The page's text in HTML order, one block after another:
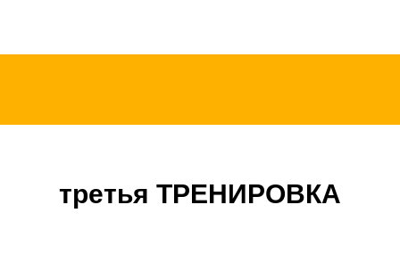
третья ТРЕНИРОВКА